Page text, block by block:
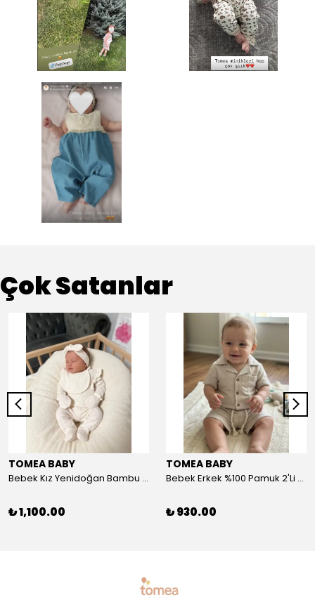
Çok Satanlar
TOMEA BABY
Bebek Kız Yenidoğan Bambu 5'li Set - Nefes Alan Kumaş
₺ 1,100.00
TOMEA BABY
Bebek Erkek %100 Pamuk 2'Li Şort-Tshirt Takım - Nefes Alan Kumaş
₺ 930.00